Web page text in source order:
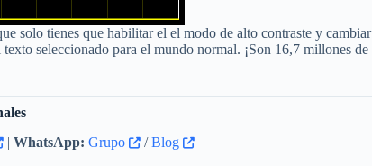
solo tienes que habilitar el el modo de alto contraste y cambiar
seleccionado para el mundo normal. ¡Son 16,7 millones de
| WhatsApp: Grupo /Blog